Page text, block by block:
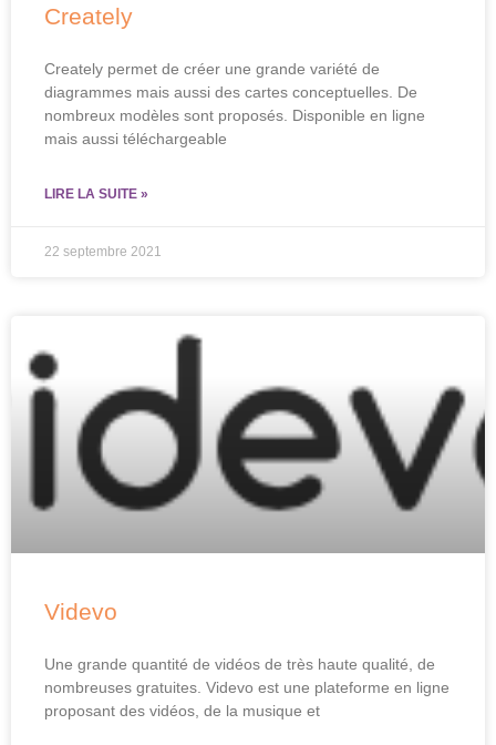
Creately
Creately permet de créer une grande variété de
diagrammes mais aussi des cartes conceptuelles. De
nombreux modèles sont proposés. Disponible en ligne
mais aussi téléchargeable
LIRE LA SUITE »
22 septembre 2021
Videvo
Une grande quantité de vidéos de très haute qualité, de
nombreuses gratuites. Videvo est une plateforme en ligne
proposant des vidéos, de la musique et